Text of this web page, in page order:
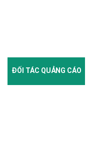
ĐỐI TÁC QUẢNG CÁO